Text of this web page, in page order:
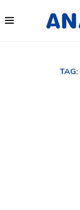
TAG: